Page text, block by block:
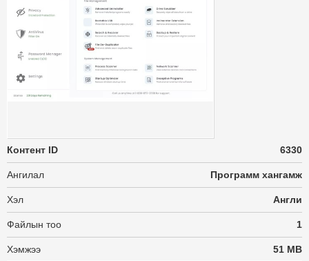
Контент ID 6330
Ангилал Программ хангамж
Хэл Англи
Файлын тоо 1
Хэмжээ 51 MB